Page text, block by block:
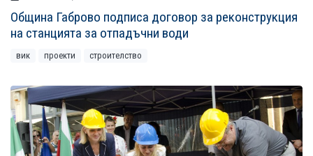
Община Габрово подписа договор за реконструкция
на станцията за отпадъчни води
вик проекти строителство